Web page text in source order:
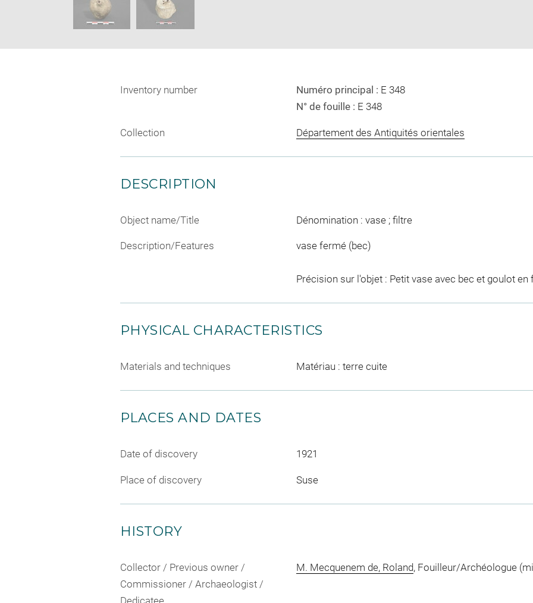
Inventory number Numéro principal : E 348
N° de fouille : E 348
Collection Département des Antiquités orientales
DESCRIPTION
Object name/Title Dénomination : vase ; filtre
Description/Features vase fermé (bec)
Précision sur l'objet : Petit vase avec bec et goulot
PHYSICAL CHARACTERISTICS
Materials and techniques Matériau : terre cuite
PLACES AND DATES
Date of discovery 1921
Place of discovery Suse
HISTORY
Collector / Previous owner /
Commissioner / Archaeologist /
Dedicatee
M. Mecquenem de, Roland, Fouilleur/Archéologue